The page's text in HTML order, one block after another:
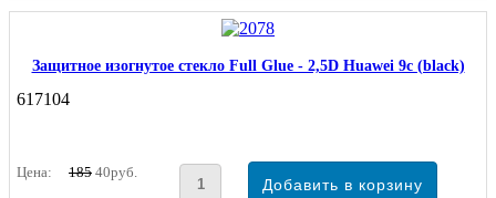
Защитное изогнутое стекло Full Glue - 2,5D Huawei 9c (black)
617104
Цена: 185 40руб.